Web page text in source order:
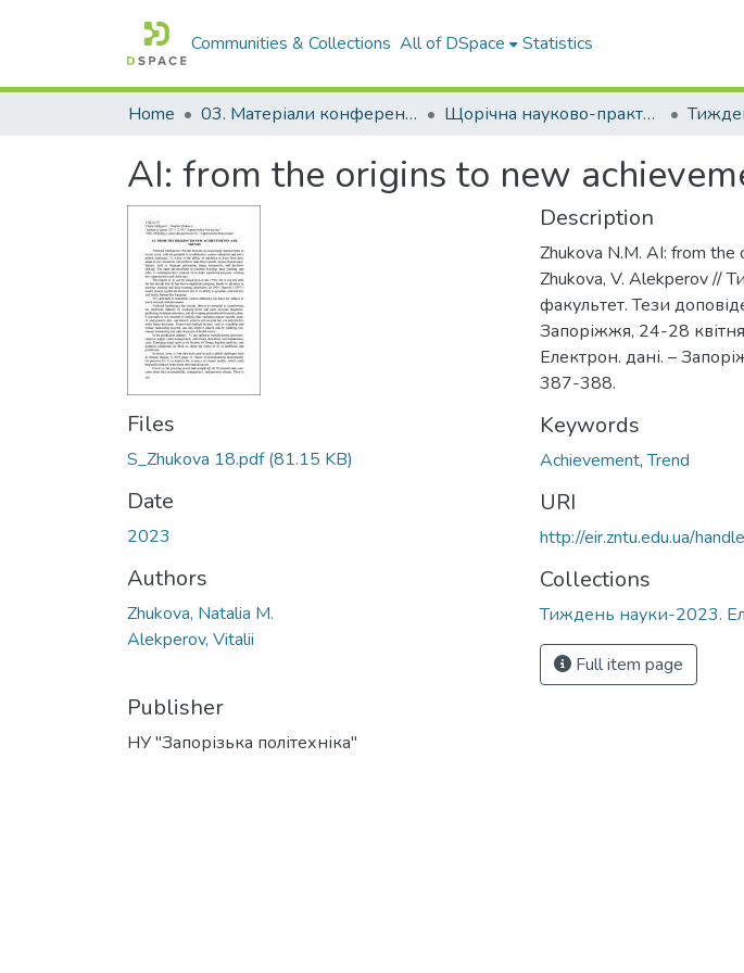
Communities & Collections All of DSpace Statistics
Home 03. Матеріали конференцій та семінарів Щорічна науково-практична конференція «Тиждень науки»
AI: from the origins to new
Files
S_Zhukova 18.pdf(81.15 KB)
Date
2023
Authors
Zhukova, Natalia M.
Alekperov, Vitalii
Publisher
НУ "Запорізька політехніка"
Description
Zhukova N.M. AI: from
Zhukova, V. Alekperov //
факультет. Тези
Запоріжжя, 24-28
Електрон. дані. –
387-388.
Keywords
Achievement,Trend
URI
http://eir.zntu.edu.ua/
Collections
Тиждень науки-2023.
Full item page